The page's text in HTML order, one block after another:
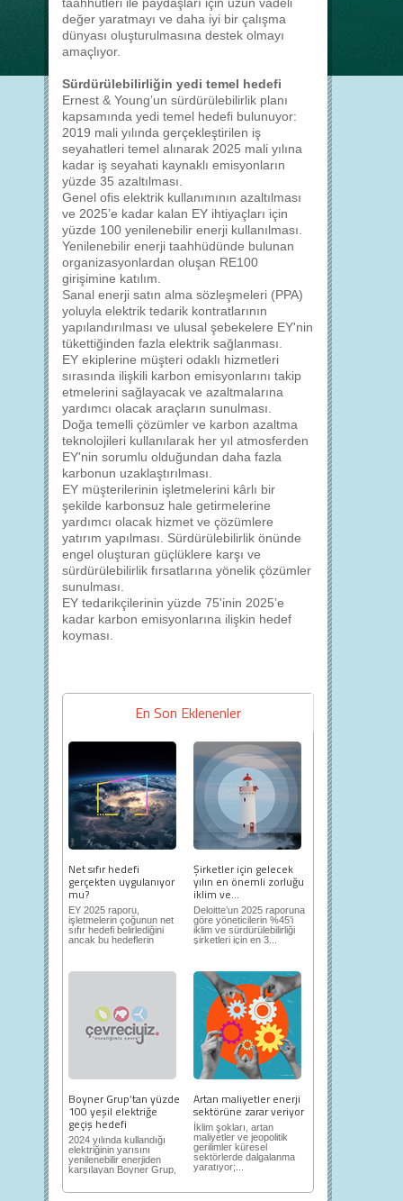
değer yaratmayı ve daha iyi bir çalışma
dünyası oluşturulmasına destek olmayı
amaçlıyor.
Sürdürülebilirliğin yedi temel hedefi
Ernest & Young’un sürdürülebilirlik planı
kapsamında yedi temel hedefi bulunuyor:
2019 mali yılında gerçekleştirilen iş
seyahatleri temel alınarak 2025 mali yılına
kadar iş seyahati kaynaklı emisyonların
yüzde 35 azaltılması.
Genel ofis elektrik kullanımının azaltılması
ve 2025’e kadar kalan EY ihtiyaçları için
yüzde 100 yenilenebilir enerji kullanılması.
Yenilenebilir enerji taahhüdünde bulunan
organizasyonlardan oluşan RE100
girişimine katılım.
Sanal enerji satın alma sözleşmeleri (PPA)
yoluyla elektrik tedarik kontratlarının
yapılandırılması ve ulusal şebekelere EY'nin
tükettiğinden fazla elektrik sağlanması.
EY ekiplerine müşteri odaklı hizmetleri
sırasında ilişkili karbon emisyonlarını takip
etmelerini sağlayacak ve azaltmalarına
yardımcı olacak araçların sunulması.
Doğa temelli çözümler ve karbon azaltma
teknolojileri kullanılarak her yıl atmosferden
EY'nin sorumlu olduğundan daha fazla
karbonun uzaklaştırılması.
EY müşterilerinin işletmelerini kârlı bir
şekilde karbonsuz hale getirmelerine
yardımcı olacak hizmet ve çözümlere
yatırım yapılması. Sürdürülebilirlik önünde
engel oluşturan güçlüklere karşı ve
sürdürülebilirlik fırsatlarına yönelik çözümler
sunulması.
EY tedarikçilerinin yüzde 75'inin 2025’e
kadar karbon emisyonlarına ilişkin hedef
koyması.
En Son Eklenenler
Net sıfır hedefi
gerçekten uygulanıyor
mu?
EY 2025 raporu,
işletmelerin çoğunun net
sıfır hedefi belirlediğini
ancak bu hedeflerin
Şirketler için gelecek
yılın en önemli zorluğu
iklim ve...
Deloitte’un 2025 raporuna
göre yöneticilerin %45’i
iklim ve sürdürülebilirliği
şirketleri için en 3...
Boyner Grup’tan yüzde
100 yeşil elektriğe
geçiş hedefi
2024 yılında kullandığı
elektriğinin yarısını
yenilenebilir enerjiden
karşılayan Boyner Grup,
Artan maliyetler enerji
sektörüne zarar veriyor
İklim şokları, artan
maliyetler ve jeopolitik
gerilimler küresel
sektörlerde dalgalanma
yaratıyor;...